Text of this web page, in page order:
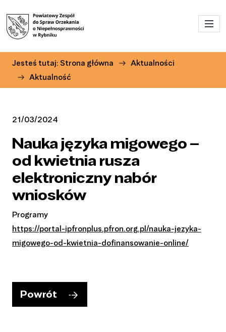
Przejdź do treści
Jesteś tutaj: Strona główna
Aktualności
Aktualność
21/03/2024
Nauka języka migowego –
od kwietnia rusza
elektroniczny nabór
wniosków
Programy
https://portal-ipfronplus.pfron.org.pl/nauka-jezyka-
migowego-od-kwietnia-dofinansowanie-online/
Powrót